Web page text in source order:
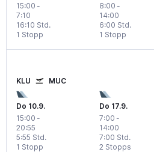
15:00 -
7:10
1 Stopp
16:10 Std.
8:00 -
14:00
1 Stopp
6:00 Std.
KLU MUC
Do 10.9.
15:00 -
20:55
1 Stopp
5:55 Std.
Do 17.9.
7:00 -
14:00
2 Stopps
7:00 Std.